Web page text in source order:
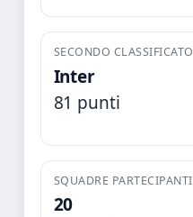
SECONDO CLASSIFICATO
Inter
81 punti
SQUADRE PARTECIPANTI
20